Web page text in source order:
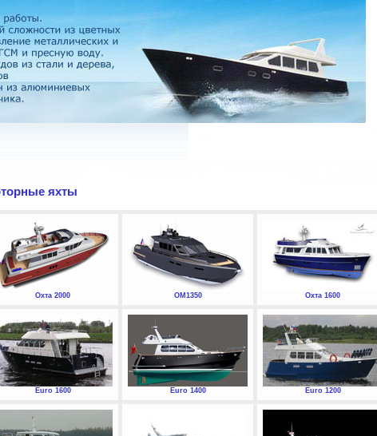
яхты
Охта 2000 ОМ1350 Охта 1600
Euro 1600 Euro 1400 Euro 1200